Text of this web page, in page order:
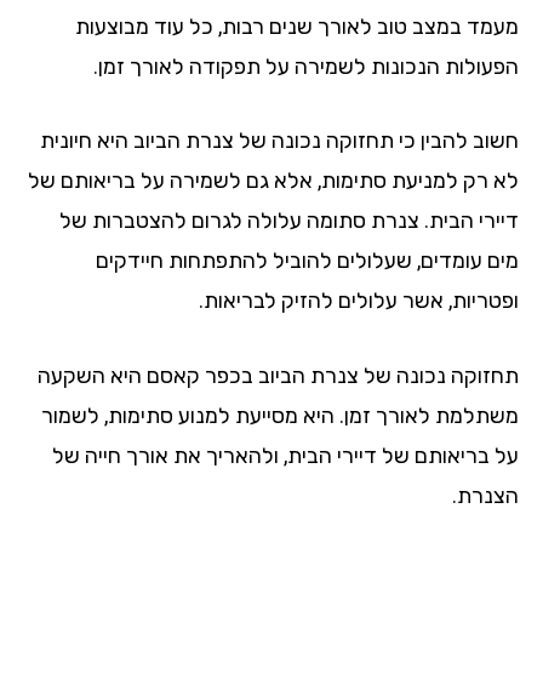
במצב טוב לאורך שנים רבות, כל עוד מבוצעות
הנכונות לשמירה על תפקודה לאורך זמן.
להבין כי תחזוקה נכונה של צנרת הביוב היא חיונית
רק למניעת סתימות, אלא גם לשמירה על בריאותם של
הבית. צנרת סתומה עלולה לגרום להצטברות של
עומדים, שעלולים להוביל להתפתחות חיידקים
אשר עלולים להזיק לבריאות.
נכונה של צנרת הביוב בכפר קאסם היא השקעה
לאורך זמן. היא מסייעת למנוע סתימות, לשמור
בריאותם של דיירי הבית, ולהאריך את אורך חייה של